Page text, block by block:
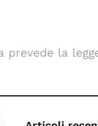
prevede la